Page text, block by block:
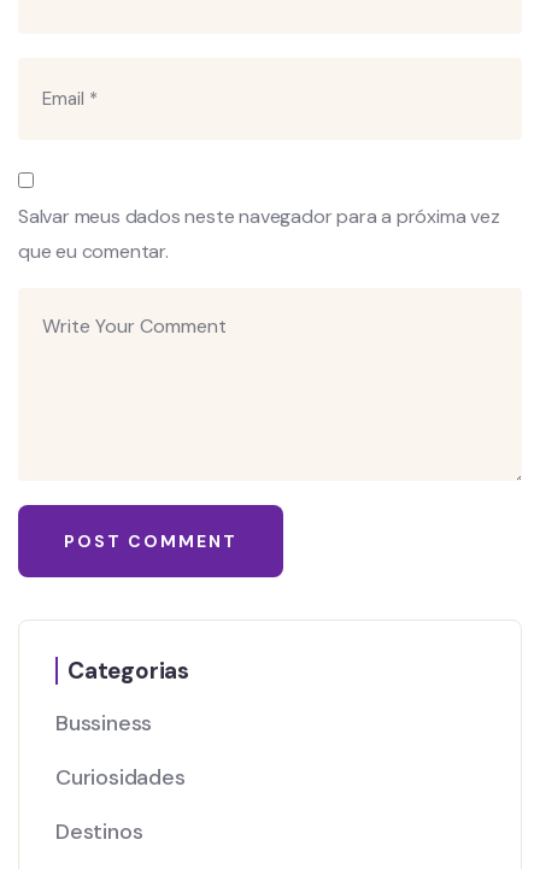
Salvar meus dados neste navegador para a próxima vez
que eu comentar.
Categorias
Bussiness
Curiosidades
Destinos